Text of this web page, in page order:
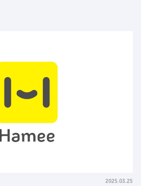
2025.03.25